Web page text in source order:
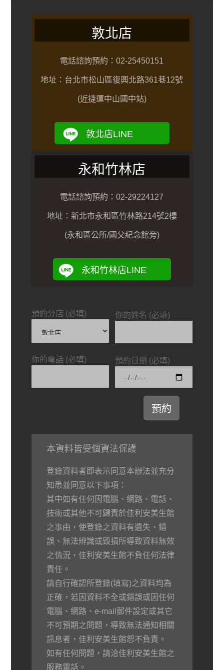
敦北店
電話諮詢預約：02-25450151
地址：台北市松山區復興北路361巷12號
(近捷運中山國中站)
敦北店LINE
永和竹林店
電話諮詢預約：02-29224127
地址：新北市永和區竹林路214號2樓
(永和區公所/國父紀念館旁)
永和竹林店LINE
預約分店 (必填) 你的姓名 (必填)
你的電話 (必填) 預約日期 (必填)
本資料皆受個資法保護
登錄資料者即表示同意本辦法並充分
知悉並同意以下事項：
其中如有任何因電腦、網路、電話、
技術或其他不可歸責於佳利安美生館
之事由，使登錄之資料有遺失、錯
誤、無法辨識或毀損所導致資料無效
之情況，佳利安美生館不負任何法律
責任。
請自行確認所登錄(填寫)之資料均為
正確，若因資料不全或錯誤或因任何
電腦、網路、e-mail郵件設定或其它
不可預期之問題，導致無法通知相關
訊息者，佳利安美生館恕不負責。
如有任何問題，請洽佳利安美生館之
服務電話。